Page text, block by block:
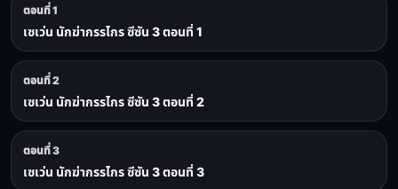
ตอนที่ 1
เซเว่น นักฆ่ากรรไกร ซีซัน 3 ตอนที่ 1
ตอนที่ 2
เซเว่น นักฆ่ากรรไกร ซีซัน 3 ตอนที่ 2
ตอนที่ 3
เซเว่น นักฆ่ากรรไกร ซีซัน 3 ตอนที่ 3